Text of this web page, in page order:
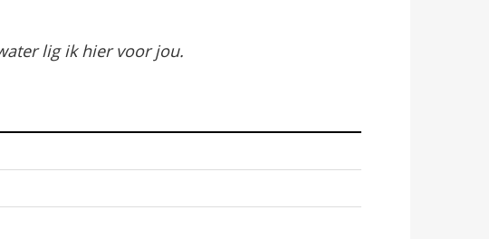
lig ik hier voor jou.